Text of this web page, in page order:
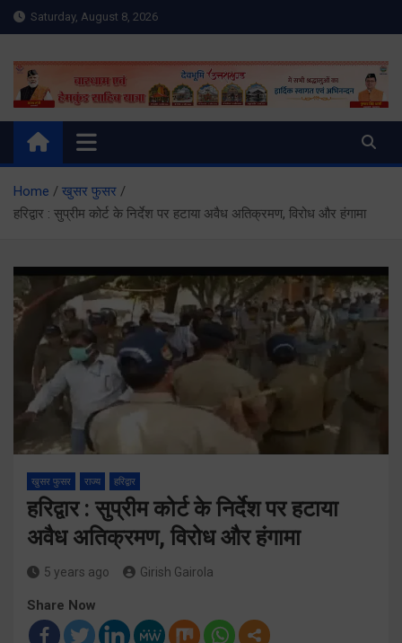
Skip
to
Saturday, August 8, 2026
Meru Raibar | Uttarakhand
News | Uttarkashi News
meruraibar.com
Home
खुसर फुसर
हरिद्वार : सुप्रीम कोर्ट के निर्देश पर हटाया अवैध अतिक्रमण, विरोध और हंगामा
खुसर फुसर राज्य हरिद्वार
हरिद्वार : सुप्रीम कोर्ट के निर्देश पर हटाया
अवैध अतिक्रमण, विरोध और हंगामा
5 years ago Girish Gairola
Share Now